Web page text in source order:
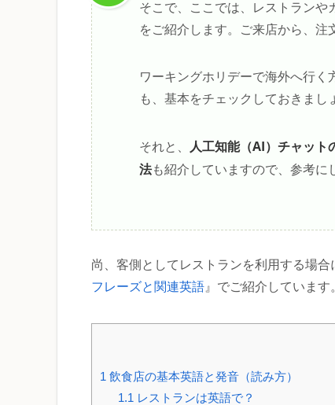
そこで、ここでは、レストラン
をご紹介します。ご来店から、注
ワーキングホリデーで海外へ行
も、基本をチェックしておきまし
それと、 人工知能（AI）チャッ
法も紹介していますので、参考に
尚、客側としてレストランを利用する場合
フレーズと関連英語』でご紹介しています
1 飲食店の基本英語と発音（読み方）
1.1 レストランは英語で？